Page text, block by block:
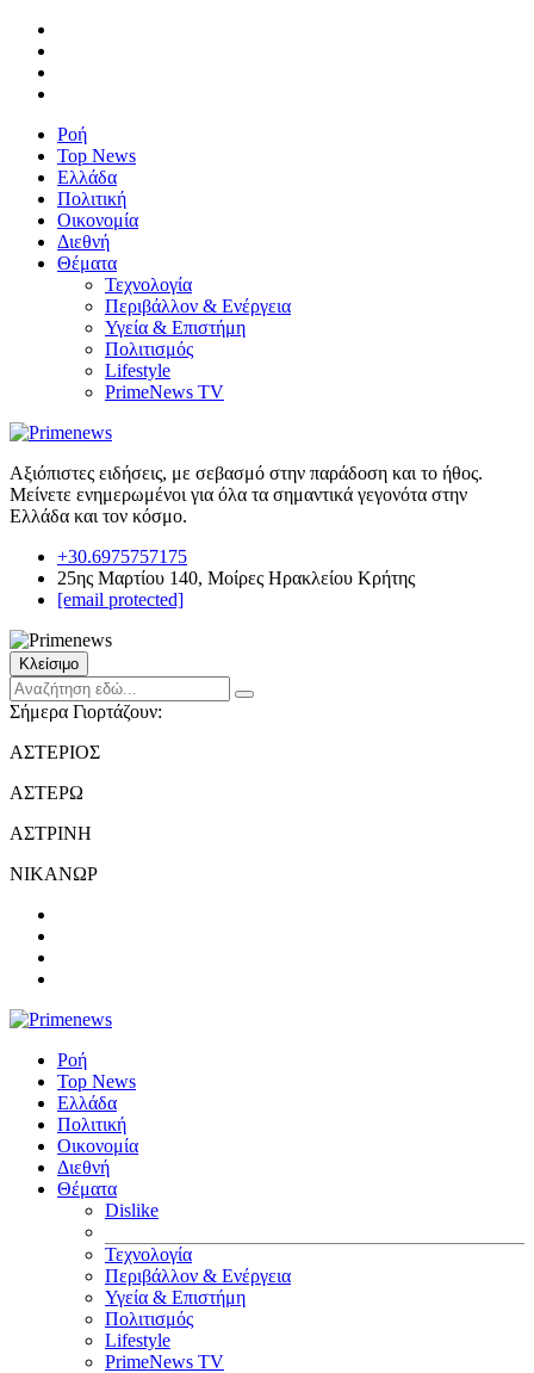
Ροή
Top News
Ελλάδα
Πολιτική
Οικονομία
Διεθνή
Θέματα
Τεχνολογία
Περιβάλλον & Ενέργεια
Υγεία & Επιστήμη
Πολιτισμός
Lifestyle
PrimeNews TV
Αξιόπιστες ειδήσεις, με σεβασμό στην παράδοση και το ήθος.
Μείνετε ενημερωμένοι για όλα τα σημαντικά γεγονότα στην
Ελλάδα και τον κόσμο.
+30.6975757175
25ης Μαρτίου 140, Μοίρες Ηρακλείου Κρήτης
[email protected]
Κλείσιμο
Σήμερα Γιορτάζουν:
ΑΣΤΕΡΙΟΣ
ΑΣΤΕΡΩ
ΑΣΤΡΙΝΗ
ΝΙΚΑΝΩΡ
Ροή
Top News
Ελλάδα
Πολιτική
Οικονομία
Διεθνή
Θέματα
Dislike
Τεχνολογία
Περιβάλλον & Ενέργεια
Υγεία & Επιστήμη
Πολιτισμός
Lifestyle
PrimeNews TV